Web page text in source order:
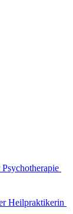
Heilpraktikerin